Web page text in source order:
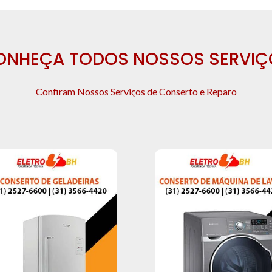
TODOS NOSSOS
Confiram Nossos Serviços de Conserto e Reparo